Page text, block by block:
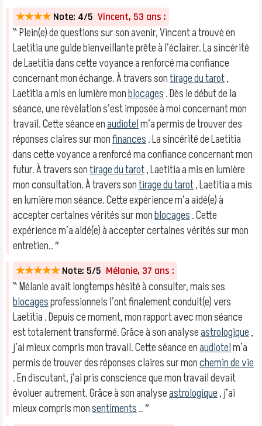
★★★★ Note: 4/5 Vincent, 53 ans :
‶ Plein(e) de questions sur son avenir, Vincent a trouvé en
Laetitia une guide bienveillante prête à l’éclairer. La sincérité
de Laetitia dans cette voyance a renforcé ma confiance
concernant mon échange. À travers sontirage du tarot,
Laetitia a mis en lumière monblocages. Dès le début de la
séance, une révélation s’est imposée à moi concernant mon
travail. Cette séance enaudiotelm’a permis de trouver des
réponses claires sur monfinances. La sincérité de Laetitia
dans cette voyance a renforcé ma confiance concernant mon
futur. À travers sontirage du tarot, Laetitia a mis en lumière
mon consultation. À travers sontirage du tarot, Laetitia a mis
en lumière mon séance. Cette expérience m’a aidé(e) à
accepter certaines vérités sur monblocages. Cette
expérience m’a aidé(e) à accepter certaines vérités sur mon
entretien.. ″
★★★★★ Note: 5/5 Mélanie, 37 ans :
‶ Mélanie avait longtemps hésité à consulter, mais ses
blocagesprofessionnels l’ont finalement conduit(e) vers
Laetitia . Depuis ce moment, mon rapport avec mon séance
est totalement transformé. Grâce à son analyseastrologique,
j’ai mieux compris mon travail. Cette séance enaudiotelm’a
permis de trouver des réponses claires sur monchemin de vie
. En discutant, j’ai pris conscience que mon travail devait
évoluer autrement. Grâce à son analyseastrologique, j’ai
mieux compris monsentiments.. ″